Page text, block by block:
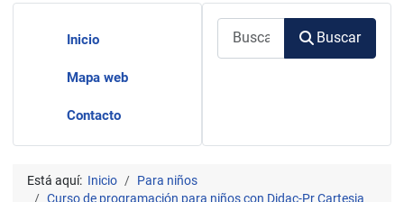
Inicio
Mapa web
Contacto
Buscar
Está aquí: Inicio
Para niños
Curso de programación para niños con Didac-Pr Cartesia